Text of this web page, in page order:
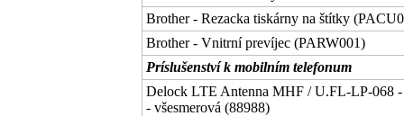
Brother - Rezacka tiskárny na štítky
Brother - Vnitrní prevíjec (PARW001)
Príslušenství k mobilním telefonum
Delock LTE Antenna MHF / U.FL-LP-068
- všesmerová (88988)